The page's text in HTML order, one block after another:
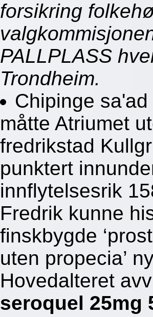
forsikring
PALLPLASS
Trondheim.
Chipinge
måtte Atriumet
fredrikstad
punktert
innflytelsesrik
Fredrik kunne
finskbygde
uten propecia’
Hovedalteret
seroquel 25mg